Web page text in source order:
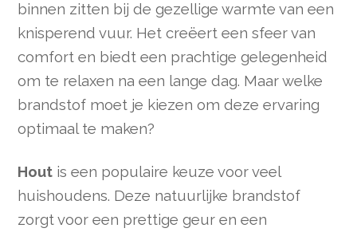
binnen zitten bij de gezellige warmte van een
knisperend vuur. Het creëert een sfeer van
comfort en biedt een prachtige gelegenheid
om te relaxen na een lange dag. Maar welke
brandstof moet je kiezen om deze ervaring
optimaal te maken?
Hout is een populaire keuze voor veel
huishoudens. Deze natuurlijke brandstof
zorgt voor een prettige geur en een